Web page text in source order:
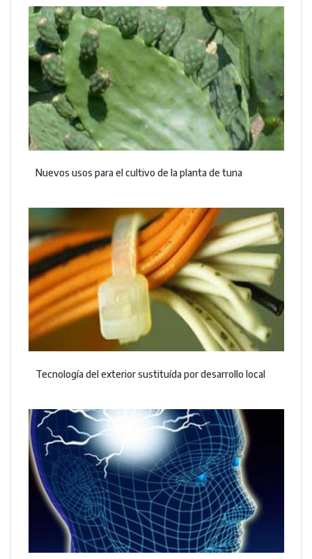
Nuevos usos para el cultivo de la planta de tuna
Tecnología del exterior sustituída por desarrollo local